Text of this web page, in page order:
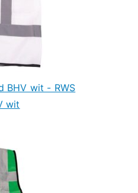
BHV wit - RWS
wit